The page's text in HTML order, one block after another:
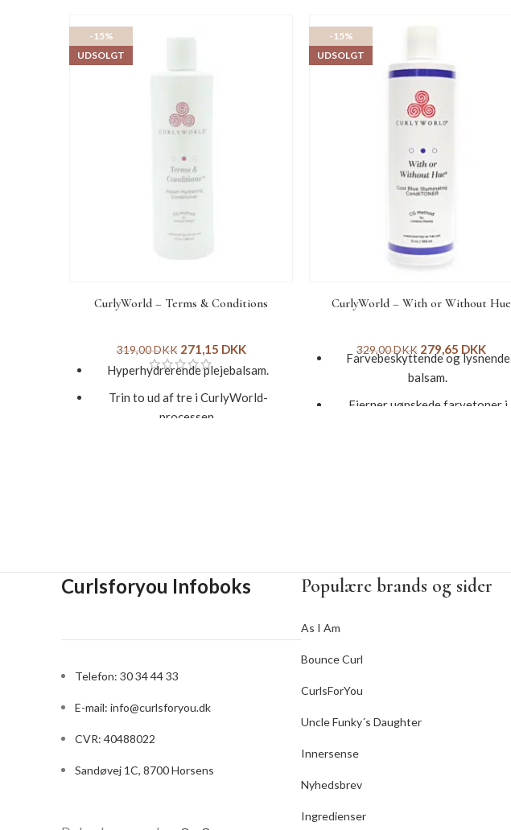
-15%
UDSOLGT
CurlyWorld – Terms & Conditions
319,00DKK 271,15 DKK
Hyperhydrerende plejebalsam.
Trin to ud af tre i CurlyWorld-
processen.
-15%
UDSOLGT
CurlyWorld – With or Without Hue
329,00DKK 279,65 DKK
Farvebeskyttende og lysnende
balsam.
Fjerner uønskede farvetoner i
Curlsforyou Infoboks
Telefon: 30 34 44 33
E-mail: info@curlsforyou.dk
CVR: 40488022
Sandøvej 1C, 8700 Horsens
Populære brands og sider
As I Am
Bounce Curl
CurlsForYou
Uncle Funky´s Daughter
Innersense
Nyhedsbrev
Ingredienser